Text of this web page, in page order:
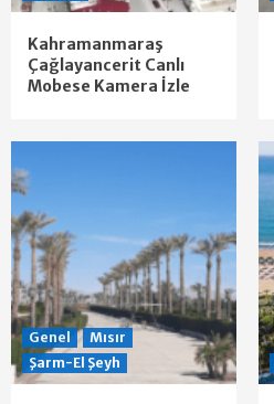
Kahramanmaraş
Çağlayancerit Canlı
Mobese Kamera İzle
Genel
Mısır
Şarm-El Şeyh